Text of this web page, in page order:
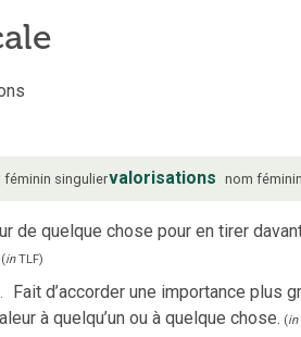
féminin singuliervalorisations nom
de quelque chose pour en tirer
(inTLF)
Fait d’accorder une importance plus
à quelqu’un ou à quelque chose. (in